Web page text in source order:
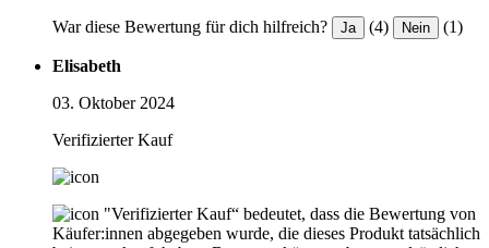
War diese Bewertung für dich hilfreich? Ja (4) Nein (1)
Elisabeth
03. Oktober 2024
Verifizierter Kauf
"Verifizierter Kauf“ bedeutet, dass die Bewertung von
Käufer:innen abgegeben wurde, die dieses Produkt tatsächlich